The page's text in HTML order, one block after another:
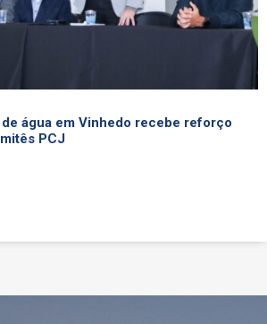
água em Vinhedo recebe reforço
PCJ